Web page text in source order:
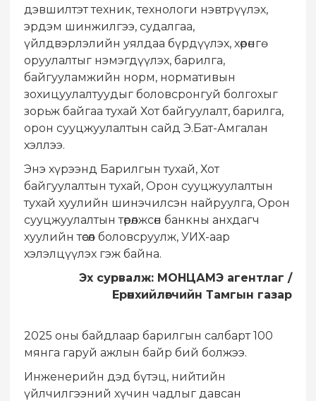
дэвшилтэт техник, технологи нэвтрүүлэх,
эрдэм шинжилгээ, судалгаа,
үйлдвэрлэлийн уялдаа бүрдүүлэх, хөрөнгө
оруулалтыг нэмэгдүүлэх, барилга,
байгууламжийн норм, нормативын
зохицуулалтуудыг боловсронгуй болгохыг
зорьж байгаа тухай Хот байгуулалт, барилга,
орон сууцжуулалтын сайд Э.Бат-Амгалан
хэллээ.
Энэ хүрээнд Барилгын тухай, Хот
байгуулалтын тухай, Орон сууцжуулалтын
тухай хуулийн шинэчилсэн найруулга, Орон
сууцжуулалтын төрөлжсөн банкны анхдагч
хуулийн төсөл боловсруулж, УИХ-аар
хэлэлцүүлэх гэж байна.
Эх сурвалж: МОНЦАМЭ агентлаг /
Ерөнхийлөгчийн Тамгын газар
2025 оны байдлаар барилгын салбарт 100
мянга гаруй ажлын байр бий болжээ.
Инженерийн дэд бүтэц, нийтийн
үйлчилгээний хүчин чадлыг давсан